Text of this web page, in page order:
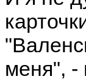
меня", -